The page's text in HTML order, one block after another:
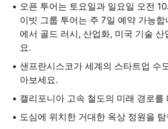
오픈 투어는 토요일과 일요일 오전
이빗 그룹 투어는 주 7일 예약 가능
에서 골드 러시, 산업화, 미국 기술 산
요.
샌프란시스코가 세계의 스타트업 수
아보세요.
캘리포니아 고속 철도의 미래 경로를
도심에 위치한 거대한 옥상 정원을